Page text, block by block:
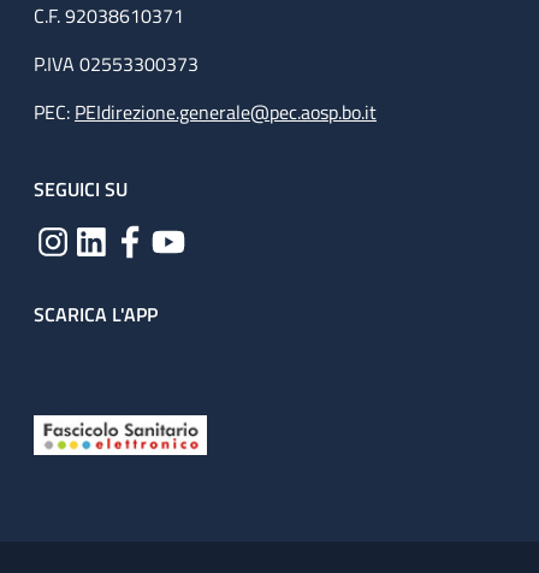
C.F. 92038610371
P.IVA 02553300373
PEC: PEIdirezione.generale@pec.aosp.bo.it
SEGUICI SU
SCARICA L'APP